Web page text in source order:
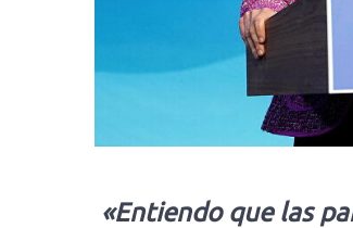
«Entiendo que las